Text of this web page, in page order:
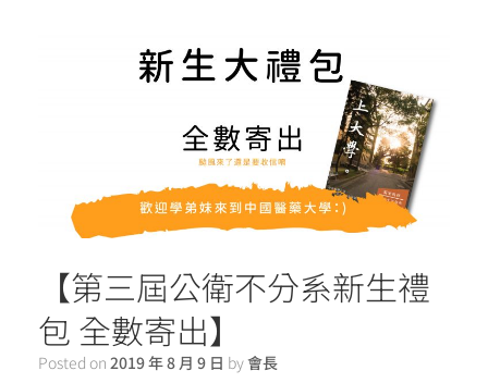
【第三屆公衛不分系新生禮
包 全數寄出】
Posted on 2019 年 8 月 9 日 by會長